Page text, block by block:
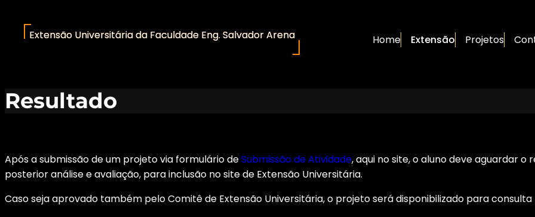
para
Extensão Universitária da Faculdade Eng. Salvador Arena Home Extensão Projetos
Resultado
Após a submissão de um projeto via formulário deSubmissão de Atividade, aqui no site, o aluno deve aguardar
posterior análise e avaliação, para inclusão no site de Extensão Universitária.
Caso seja aprovado também pelo Comitê de Extensão Universitária, o projeto será disponibilizado para consulta